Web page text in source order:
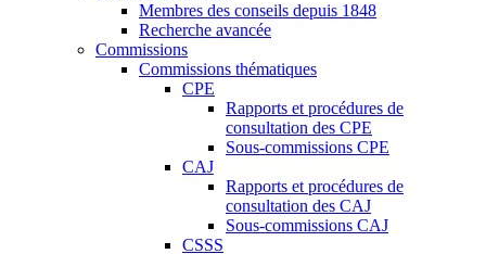
Membres des conseils depuis 1848
Recherche avancée
Commissions
Commissions thématiques
CPE
Rapports et procédures de
consultation des CPE
Sous-commissions CPE
CAJ
Rapports et procédures de
consultation des CAJ
Sous-commissions CAJ
CSSS